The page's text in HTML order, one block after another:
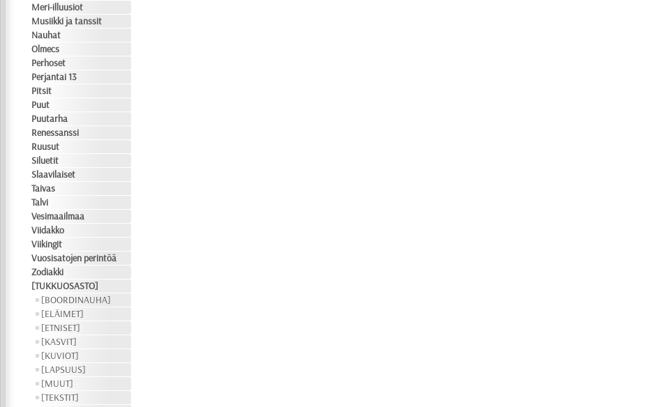
Meri-illuusiot
Musiikki ja tanssit
Nauhat
Olmecs
Perhoset
Perjantai 13
Pitsit
Puut
Puutarha
Renessanssi
Ruusut
Siluetit
Slaavilaiset
Taivas
Talvi
Vesimaailmaa
Viidakko
Viikingit
Vuosisatojen perintöä
Zodiakki
[TUKKUOSASTO]
[BOORDINAUHA]
[ELÄIMET]
[ETNISET]
[KASVIT]
[KUVIOT]
[LAPSUUS]
[MUUT]
[TEKSTIT]